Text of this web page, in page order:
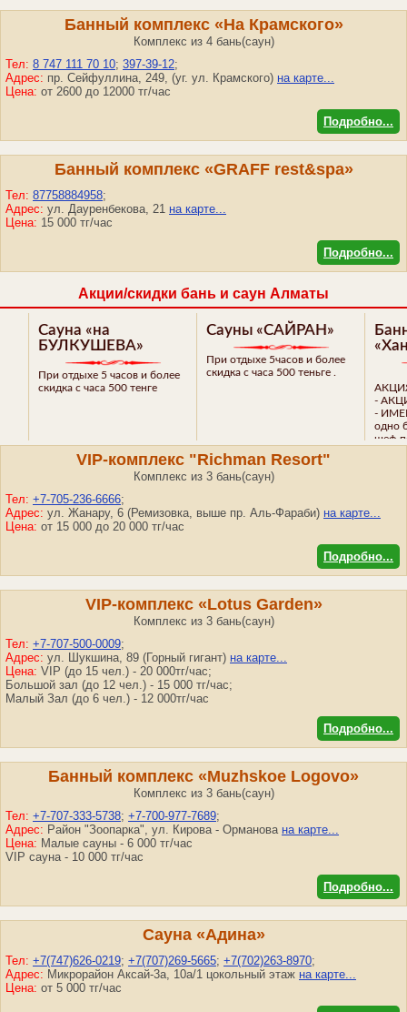
Банный комплекс «На Крамского»
Комплекс из 4 бань(саун)
Тел: 8 747 111 70 10; 397-39-12;
Адрес: пр. Сейфуллина, 249, (уг. ул. Крамского) на карте...
Цена: от 2600 до 12000 тг/час
Подробно...
Банный комплекс «GRAFF rest&spa»
Тел: 87758884958;
Адрес: ул. Дауренбекова, 21 на карте...
Цена: 15 000 тг/час
Подробно...
Акции/скидки бань и саун Алматы
5 часов и более
часа 500 тенге
Сауны «САЙРАН»
При отдыхе 5часов и более
скидка с часа 500 теньге .
Банный
«Хан Султан»
АКЦИЯ на выбор:
- ИМЕННИНИКАМ
одно блюдо на
VIP-комплекс "Richman Resort"
Комплекс из 3 бань(саун)
Тел: +7-705-236-6666;
Адрес: ул. Жанару, 6 (Ремизовка, выше пр. Аль-Фараби) на карте...
Цена: от 15 000 до 20 000 тг/час
Подробно...
VIP-комплекс «Lotus Garden»
Комплекс из 3 бань(саун)
Тел: +7-707-500-0009;
Адрес: ул. Шукшина, 89 (Горный гигант) на карте...
Цена: VIP (до 15 чел.) - 20 000тг/час;
Большой зал (до 12 чел.) - 15 000 тг/час;
Малый Зал (до 6 чел.) - 12 000тг/час
Подробно...
Банный комплекс «Muzhskoe Logovo»
Комплекс из 3 бань(саун)
Тел: +7-707-333-5738; +7-700-977-7689;
Адрес: Район "Зоопарка", ул. Кирова - Орманова на карте...
Цена: Малые сауны - 6 000 тг/час
VIP сауна - 10 000 тг/час
Подробно...
Сауна «Адина»
Тел: +7(747)626-0219; +7(707)269-5665; +7(702)263-8970;
Адрес: Микрорайон Аксай-3а, 10а/1 цокольный этаж на карте...
Цена: от 5 000 тг/час